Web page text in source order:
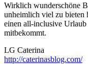
Wirklich wunderschöne
unheimlich viel zu bieten
einen all-inclusive
mitbekommt.
LG Caterina
http://caterinasblog.com/